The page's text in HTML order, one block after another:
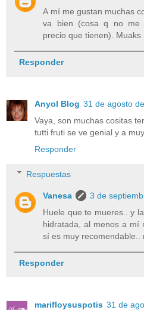
A mí me gustan muchas
va bien (cosa q no me
precio que tienen). Muaks
Responder
Anyol Blog 31 de agosto
Vaya, son muchas cositas
tutti fruti se ve genial y a
Responder
Respuestas
Vanesa
3 de
Huele que te mueres.. y
hidratada, al menos a mí
sí es muy recomendable..
Responder
marifloysuspotis 31 de